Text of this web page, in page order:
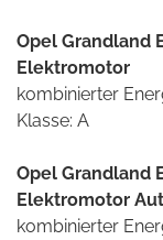
Opel Grandland
Elektromotor
kombinierter
Klasse: A
Opel Grandland
Elektromotor
kombinierter